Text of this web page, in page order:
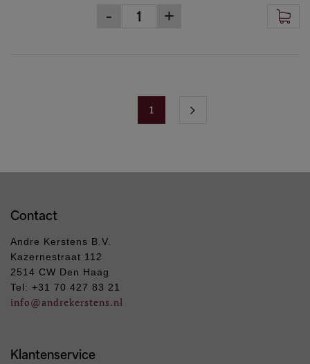
1
Contact
Andre Kerstens B.V.
Kazernestraat 112
2514 CW Den Haag
Tel: +31 70 427 83 21
info@andrekerstens.nl
Klantenservice